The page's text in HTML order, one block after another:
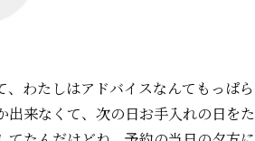
わたしはアドバイスなんてもっぱら
来なくて、次の日お手入れの日をた